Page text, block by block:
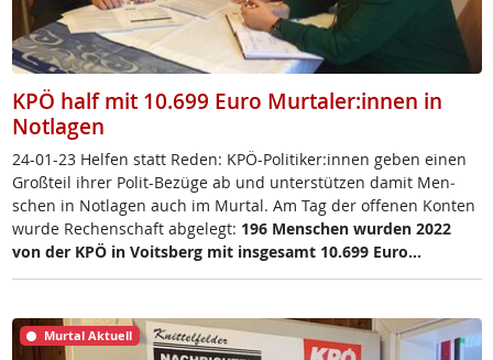
KPÖ half mit 10.699 Euro Murtaler:innen in
Notlagen
24-01-23 Hel­fen statt Re­den: KPÖ-Po­li­ti­ker:in­nen ge­ben ei­nen
Groß­teil ih­rer Po­lit-Be­zü­ge ab und un­ter­stüt­zen da­mit Men­
schen in Not­la­gen auch im Mur­tal. Am Tag der of­fe­nen Kon­ten
wur­de Re­chen­schaft ab­ge­legt: 196 Men­schen wur­den 2022
von der KPÖ in Voits­berg mit ins­ge­s­amt 10.699 Eu­ro…
Murtal Aktuell